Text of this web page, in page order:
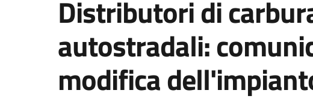
Distributori di
autostradali:
modifica